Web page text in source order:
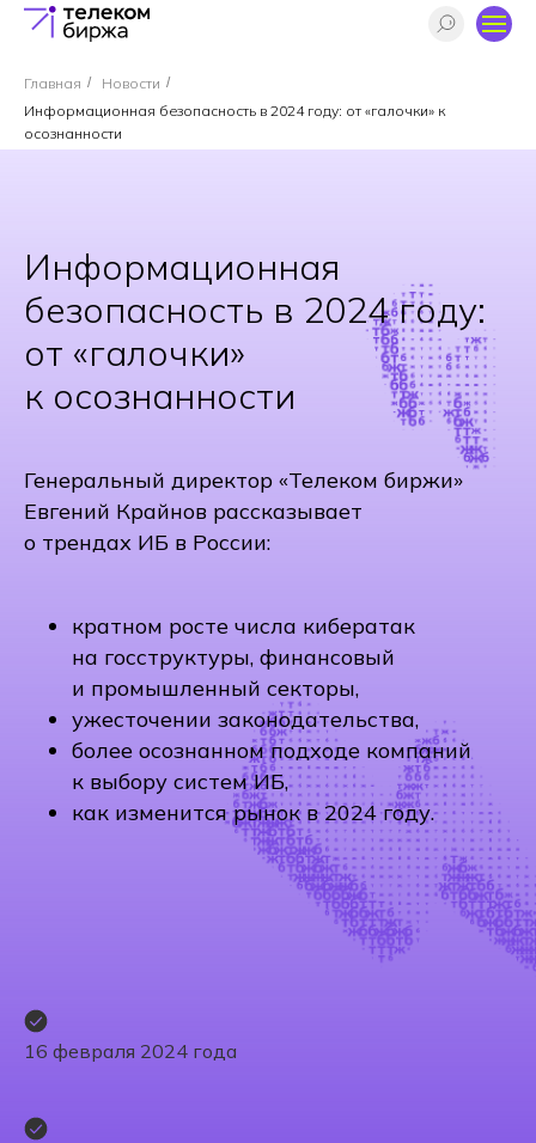
Главная / Новости /
Информационная безопасность в 2024 году: от «галочки» к
осознанности
Информационная
безопасность в 2024 году:
от «галочки»
к осознанности
Генеральный директор «Телеком биржи»
Евгений Крайнов рассказывает
о трендах ИБ в России:
кратном росте числа кибератак
на госструктуры, финансовый
и промышленный секторы,
ужесточении законодательства,
более осознанном подходе компаний
к выбору систем ИБ,
как изменится рынок в 2024 году.
16 февраля 2024 года